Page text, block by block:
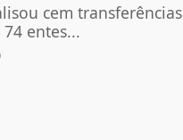
cem transferências
entes...